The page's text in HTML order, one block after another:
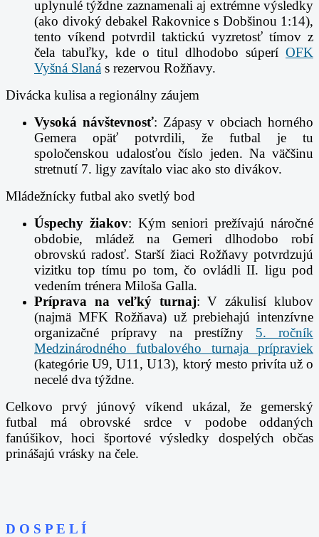
uplynulé týždne zaznamenali aj extrémne výsledky
(ako divoký debakel Rakovnice s Dobšinou 1:14),
tento víkend potvrdil taktickú vyzretosť tímov z
čela tabuľky, kde o titul dlhodobo súperí OFK
Vyšná Slaná s rezervou Rožňavy.
Divácka kulisa a regionálny záujem
Vysoká návštevnosť: Zápasy v obciach horného
Gemera opäť potvrdili, že futbal je tu
spoločenskou udalosťou číslo jeden. Na väčšinu
stretnutí 7. ligy zavítalo viac ako sto divákov.
Mládežnícky futbal ako svetlý bod
Úspechy žiakov: Kým seniori prežívajú náročné
obdobie, mládež na Gemeri dlhodobo robí
obrovskú radosť. Starší žiaci Rožňavy potvrdzujú
vizitku top tímu po tom, čo ovládli II. ligu pod
vedením trénera Miloša Galla.
Príprava na veľký turnaj: V zákulisí klubov
(najmä MFK Rožňava) už prebiehajú intenzívne
organizačné prípravy na prestížny 5. ročník
Medzinárodného futbalového turnaja prípraviek
(kategórie U9, U11, U13), ktorý mesto privíta už o
necelé dva týždne.
Celkovo prvý júnový víkend ukázal, že gemerský
futbal má obrovské srdce v podobe oddaných
fanúšikov, hoci športové výsledky dospelých občas
prinášajú vrásky na čele.
D O S P E L Í